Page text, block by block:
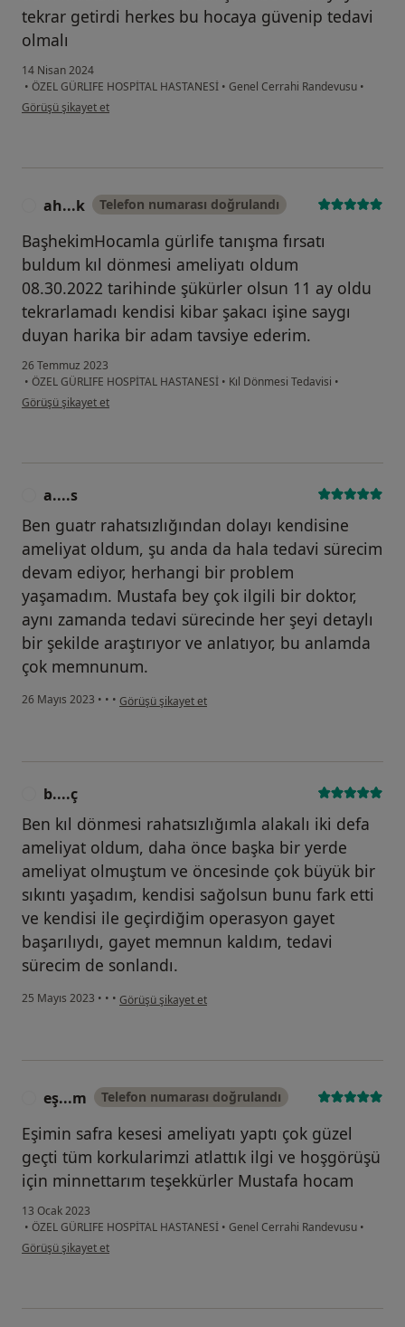
tekrar getirdi herkes bu hocaya güvenip tedavi
olmalı
14 Nisan 2024
• ÖZEL GÜRLIFE HOSPİTAL HASTANESİ • Genel Cerrahi Randevusu •
kullanıcının görüşüne göre ta...
Görüşü şikayet et
ah...k Telefon numarası doğrulandı
BaşhekimHocamla gürlife tanışma fırsatı
buldum kıl dönmesi ameliyatı oldum
08.30.2022 tarihinde şükürler olsun 11 ay oldu
tekrarlamadı kendisi kibar şakacı işine saygı
duyan harika bir adam tavsiye ederim.
26 Temmuz 2023
• ÖZEL GÜRLIFE HOSPİTAL HASTANESİ • Kıl Dönmesi Tedavisi •
kullanıcının görüşüne göre ah...k
Görüşü şikayet et
a....s
Ben guatr rahatsızlığından dolayı kendisine
ameliyat oldum, şu anda da hala tedavi sürecim
devam ediyor, herhangi bir problem
yaşamadım. Mustafa bey çok ilgili bir doktor,
aynı zamanda tedavi sürecinde her şeyi detaylı
bir şekilde araştırıyor ve anlatıyor, bu anlamda
çok memnunum.
26 Mayıs 2023 • • • kullanıcının görüşüne göre a....s
Görüşü şikayet et
b....ç
Ben kıl dönmesi rahatsızlığımla alakalı iki defa
ameliyat oldum, daha önce başka bir yerde
ameliyat olmuştum ve öncesinde çok büyük bir
sıkıntı yaşadım, kendisi sağolsun bunu fark etti
ve kendisi ile geçirdiğim operasyon gayet
başarılıydı, gayet memnun kaldım, tedavi
sürecim de sonlandı.
25 Mayıs 2023 • • • kullanıcının görüşüne göre b....ç
Görüşü şikayet et
eş...m Telefon numarası doğrulandı
Eşimin safra kesesi ameliyatı yaptı çok güzel
geçti tüm korkularimzi atlattık ilgi ve hoşgörüşü
için minnettarım teşekkürler Mustafa hocam
13 Ocak 2023
• ÖZEL GÜRLIFE HOSPİTAL HASTANESİ • Genel Cerrahi Randevusu •
kullanıcının görüşüne göre eş...m
Görüşü şikayet et